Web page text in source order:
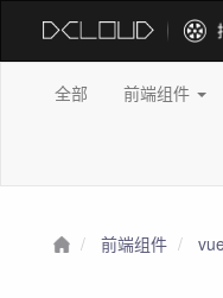
全部 前端组件
前端组件